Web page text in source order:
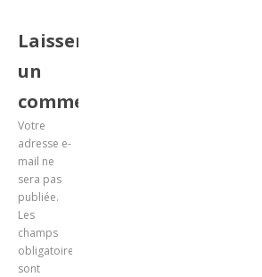
Laisser
un
commentaire
Votre
adresse e-
mail ne
sera pas
publiée.
Les
champs
obligatoires
sont